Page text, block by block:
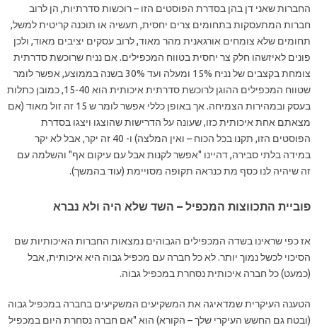
החברות שאני דן בהן בסדרת הפוסטים הזו – רוכשות סדרתיות, הן לרוב
חברות המתעסקות בתחומים צרים יחסית, תעשיה או תוכנה קריטית למשל,
תחומים שלא צומחים אורגאנית מהר מאוד, לרוב עסקים יציבים מאוד, ולכן
פונים לאיזשהו חלק צר יחסית בטווח המכפילים. אם נניח שרוכשת סדרתית
צומחת בקצבים של נניח 15% ומעלה ועד 30% בשנה בממוצע, אפשר לומר
שטווח המכפילים ההוגן לרוכשת סדרתית איכותית הוא 15-40, כמובן כתלות
בעסק ובמהירות הצמיחה. אך באופן כללי אפשר לומר ש 15 זה זול מאוד (אם
מצאתם אחת איכותית כזו, שעונה על הדרישות שהוצגו ויצגו בסדרת
הפוסטים הזו, תקנו בכל הכוח – ואין המלצה) ו- 40 זה יקר, אבל לא יקר
במידה בלתי סבירה, דהיינו "אפשר לקנות אבל עם עיקום אף" והשלמה עם
זה שיהיה לנו כסף מת כנראה תקופה מסויימת (עוד בהמשך).
פוביית התכווצות המכפיל – השד שלא היה ולא נברא
אז כפי שראינו בשדה המכפילים הגבוהים נמצאות החברות האיכותיות שם
הסיכוי לכשל נמוך יותר. לא כל חברה עם מכפיל גבוה היא איכותית, אבל
(כמעט) כל חברה איכותית נסחרת במכפיל גבוה.
הטענה העיקרית שמדאיגה את המשקיעים המשקיעים בחברה במכפיל גבוה
(ובטח גם החשש העיקרי שלך – הקורא) הוא "אם חברה נסחרת היום במכפיל